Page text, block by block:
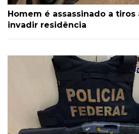
Homem é assassinado a tiros
invadir residência